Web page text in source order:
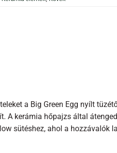
a Big Green Egg nyílt
A kerámia hőpajzs által
sütéshez, ahol a hozzávalók